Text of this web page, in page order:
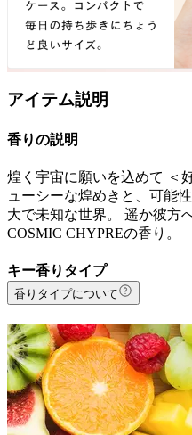
アイテム説明
香りの説明
煌く宇宙に願いを込めて ＜
ューシーな煌めきと、可能
大で未知な世界。 遥か彼方
COSMIC CHYPREの香り。
キー香りタイプ
香りタイプについて